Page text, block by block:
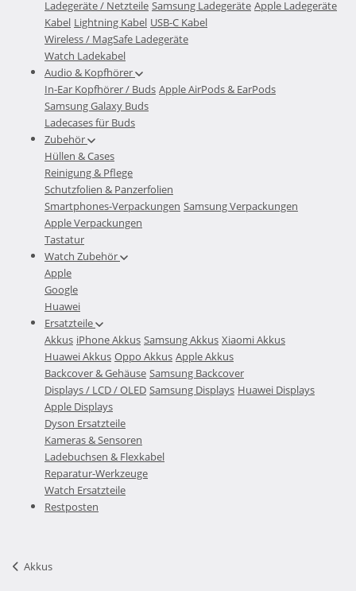
Ladegeräte / Netzteile Samsung Ladegeräte Apple Ladegeräte
Kabel Lightning Kabel USB-C Kabel
Wireless / MagSafe Ladegeräte
Watch Ladekabel
Audio & Kopfhörer
In-Ear Kopfhörer / Buds Apple AirPods & EarPods
Samsung Galaxy Buds
Ladecases für Buds
Zubehör
Hüllen & Cases
Reinigung & Pflege
Schutzfolien & Panzerfolien
Smartphones-Verpackungen Samsung Verpackungen
Apple Verpackungen
Tastatur
Watch Zubehör
Apple
Google
Huawei
Ersatzteile
Akkus iPhone Akkus Samsung Akkus Xiaomi Akkus
Huawei Akkus Oppo Akkus Apple Akkus
Backcover & Gehäuse Samsung Backcover
Displays / LCD / OLED Samsung Displays Huawei Displays
Apple Displays
Dyson Ersatzteile
Kameras & Sensoren
Ladebuchsen & Flexkabel
Reparatur-Werkzeuge
Watch Ersatzteile
Restposten
Akkus